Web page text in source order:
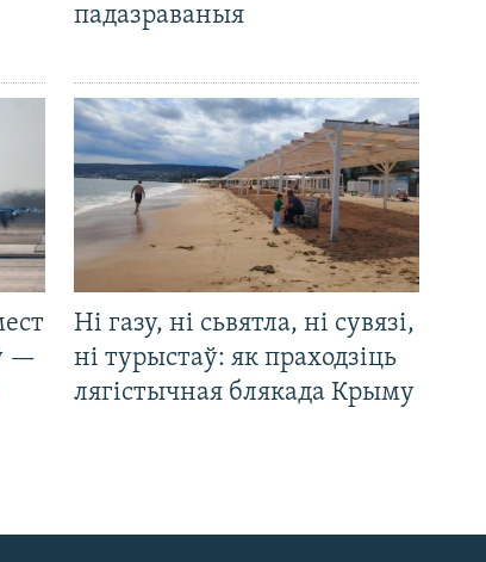
падазраваныя
—
Ні газу, ні сьвятла, ні сувязі,
ні турыстаў: як праходзіць
лягістычная блякада Крыму